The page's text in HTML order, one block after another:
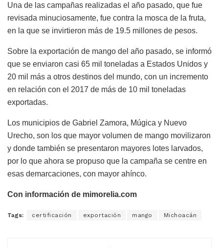
Una de las campañas realizadas el año pasado, que fue
revisada minuciosamente, fue contra la mosca de la fruta,
en la que se invirtieron más de 19.5 millones de pesos.
Sobre la exportación de mango del año pasado, se informó
que se enviaron casi 65 mil toneladas a Estados Unidos y
20 mil más a otros destinos del mundo, con un incremento
en relación con el 2017 de más de 10 mil toneladas
exportadas.
Los municipios de Gabriel Zamora, Múgica y Nuevo
Urecho, son los que mayor volumen de mango movilizaron
y donde también se presentaron mayores lotes larvados,
por lo que ahora se propuso que la campaña se centre en
esas demarcaciones, con mayor ahínco.
Con información de mimorelia.com
Tags: certificación exportación mango Michoacán